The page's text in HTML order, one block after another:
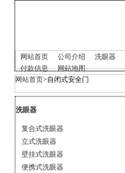
网站首页 公司介绍 洗眼器
付款信息
网站地图
网站首页>自闭式安全门
洗眼器
复合式洗眼器
立式洗眼器
壁挂式洗眼器
便携式洗眼器